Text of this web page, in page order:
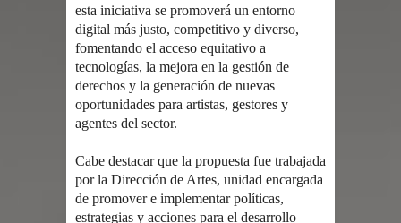
esta iniciativa se promoverá un entorno
digital más justo, competitivo y diverso,
fomentando el acceso equitativo a
tecnologías, la mejora en la gestión de
derechos y la generación de nuevas
oportunidades para artistas, gestores y
agentes del sector.
Cabe destacar que la propuesta fue trabajada
por la Dirección de Artes, unidad encargada
de promover e implementar políticas,
estrategias y acciones para el desarrollo